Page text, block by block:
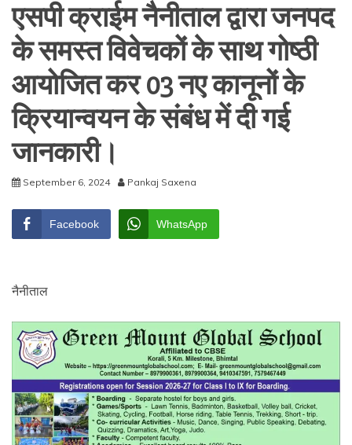
एसपी क्राईम नैनीताल द्वारा जनपद
के समस्त विवेचकों के साथ गोष्ठी
आयोजित कर 03 नए कानूनों के
क्रियान्वयन के संबंध में दी गई
जानकारी।
September 6, 2024 Pankaj Saxena
Facebook WhatsApp
नैनीताल